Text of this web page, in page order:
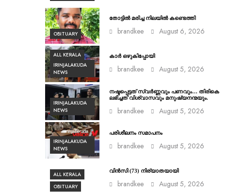
OBITUARY
തോട്ടിൽ മരിച്ച നിലയിൽ കണ്ടെത്തി
brandkee August 6, 2026
ALL KERALA
IRINJALAKUDA
NEWS
കാർ ഒഴുകിപ്പോയി
brandkee August 5, 2026
IRINJALAKUDA
NEWS
നഷ്ടപ്പെട്ടത് സ്വർണ്ണവും പണവും… തിരികെ
ലഭിച്ചത് വിശ്വാസവും മനുഷ്യനന്മയും.
brandkee August 5, 2026
IRINJALAKUDA
NEWS
പരിശീലനം സമാപനം
brandkee August 5, 2026
ALL KERALA
OBITUARY
വിൻസി (73) നിര്യാതയായി
brandkee August 5, 2026